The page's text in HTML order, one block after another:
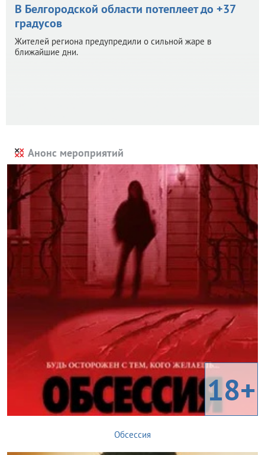
В Белгородской области потеплеет до +37
градусов
Жителей региона предупредили о сильной жаре в
ближайшие дни.
Анонс мероприятий
18+
Обсессия